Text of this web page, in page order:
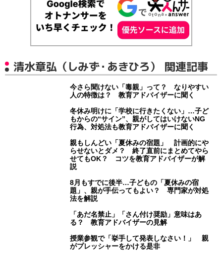
清水章弘（しみず・あきひろ） 関連記事
今さら聞けない「毒親」って？ なりやすい
人の特徴は？ 教育アドバイザーに聞く
冬休み明けに「学校に行きたくない」…子ど
もからの“サイン”、親がしてはいけないNG
行為、対処法も教育アドバイザーに聞く
親もしんどい「夏休みの宿題」 計画的にや
らせないとダメ？ 終了直前にまとめてやら
せてもOK？ コツを教育アドバイザーが解
説
8月もすでに後半…子どもの「夏休みの宿
題」、親が手伝ってもよい？ 専門家が対処
法を解説
「あだ名禁止」「さん付け奨励」意味はあ
る？ 教育アドバイザーの見解
授業参観で「挙手して発表しなさい！」 親
がプレッシャーをかける是非